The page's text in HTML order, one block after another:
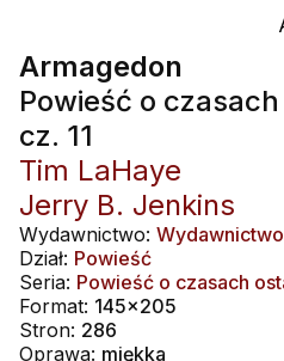
Wszystko z kategorii -
Pismo Święte
Kościół Katolicki
Duszpasterstwo
Teologia
Życie chrześcijańskie
Duchowość
Literatura piękna
Wszystko z kategorii -
DVD
CD-ROM
Muzyka
Rekolekcje i inne na CD
Śpiew i modlitwa
Muzyka klasyczna
Dla Dzieci
Wszystko z kategorii - Dla
Literatura (D)
Płyty, DVD (D)
Podręczniki i pomoce
Podręczniki
Wszystko z kategorii -
Podręczniki i pomoce
Zabawa i Nauka
Nowości
Zaloguj się
Armagedon
Powieść o
cz. 11
Tim LaHaye
Jerry B. Jenkins
Wydawnictwo:
Dział: Powieść
Seria: Powieść o czasach
Format: 145x205
Stron: 286
Oprawa: miękka